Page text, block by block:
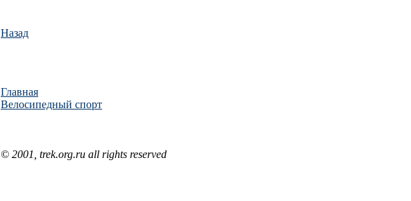
Назад
Главная
Велосипедный спорт
© 2001, trek.org.ru all rights reserved